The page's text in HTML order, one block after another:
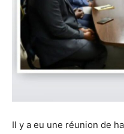
Il y a eu une réunion de